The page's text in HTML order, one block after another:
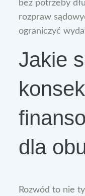
bez potrzeby
rozpraw
ograniczyć
Jakie
dla
Rozwód to nie